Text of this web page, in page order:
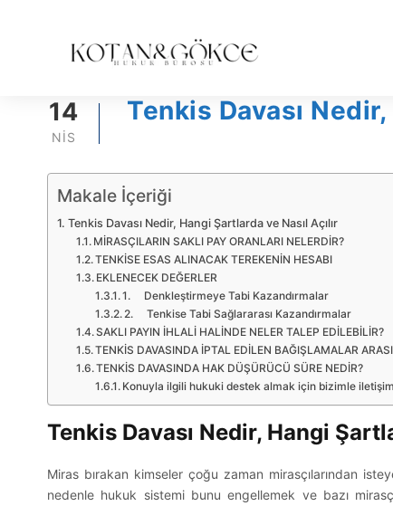
14
NIS
Tenkis Davası
Makale İçeriği
Tenkis Davası Nedir, Hangi Şartlarda ve Nasıl Açılır
MİRASÇILARIN SAKLI PAY ORANLARI NELERDİR?
TENKİSE ESAS ALINACAK TEREKENİN HESABI
EKLENECEK DEĞERLER
1. Denkleştirmeye Tabi Kazandırmalar
2. Tenkise Tabi Sağlararası Kazandırmalar
SAKLI PAYIN İHLALİ HALİNDE NELER TALEP EDİLEBİLİR?
TENKİS DAVASINDA İPTAL EDİLEN BAĞIŞLAMALAR
TENKİS DAVASINDA HAK DÜŞÜRÜCÜ SÜRE NEDİR?
Konuyla ilgili hukuki destek almak için bizimle
Tenkis Davası Nedir, Hangi
Miras bırakan kimseler çoğu zaman mirasçılarından
nedenle hukuk sistemi bunu engellemek ve bazı